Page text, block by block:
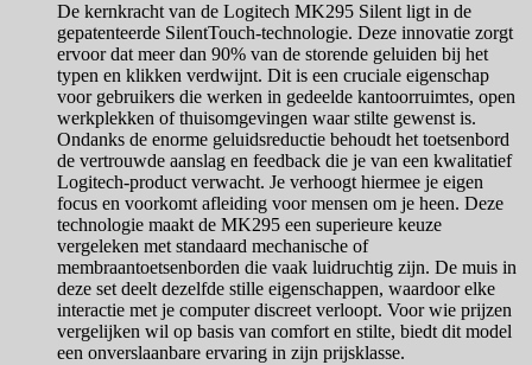
De kernkracht van de Logitech MK295 Silent ligt in de
gepatenteerde SilentTouch-technologie. Deze innovatie zorgt
ervoor dat meer dan 90% van de storende geluiden bij het
typen en klikken verdwijnt. Dit is een cruciale eigenschap
voor gebruikers die werken in gedeelde kantoorruimtes, open
werkplekken of thuisomgevingen waar stilte gewenst is.
Ondanks de enorme geluidsreductie behoudt het toetsenbord
de vertrouwde aanslag en feedback die je van een kwalitatief
Logitech-product verwacht. Je verhoogt hiermee je eigen
focus en voorkomt afleiding voor mensen om je heen. Deze
technologie maakt de MK295 een superieure keuze
vergeleken met standaard mechanische of
membraantoetsenborden die vaak luidruchtig zijn. De muis in
deze set deelt dezelfde stille eigenschappen, waardoor elke
interactie met je computer discreet verloopt. Voor wie prijzen
vergelijken wil op basis van comfort en stilte, biedt dit model
een onverslaanbare ervaring in zijn prijsklasse.